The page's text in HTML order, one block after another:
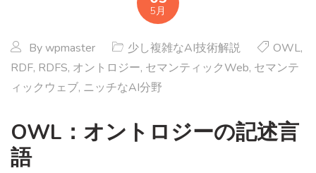
5月
Bywpmaster 少し複雑なAI技術解説 OWL,
RDF, RDFS, オントロジー, セマンティックWeb, セマンテ
ィックウェブ, ニッチなAI分野
OWL：オントロジーの記述言
語